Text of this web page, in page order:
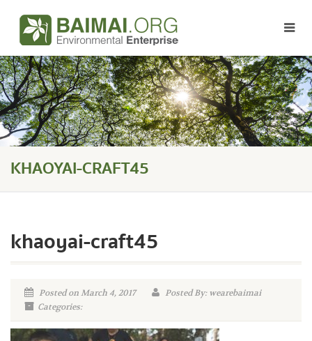
KHAOYAI-CRAFT45
khaoyai-craft45
Posted on March 4, 2017
Posted By: wearebaimai
Categories: